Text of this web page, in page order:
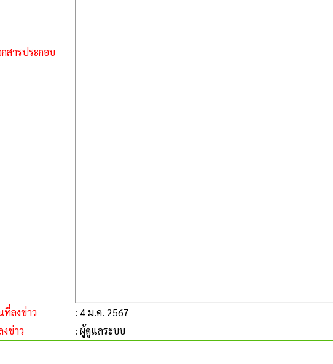
สารประกอบ
ลงข่าว
: 4 ม.ค. 2567
ข่าว
: ผู้ดูแลระบบ